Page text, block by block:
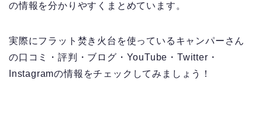
の情報を分かりやすくまとめています。
実際にフラット焚き火台を使っているキャンパーさん
の口コミ・評判・ブログ・YouTube・Twitter・
Instagramの情報をチェックしてみましょう！